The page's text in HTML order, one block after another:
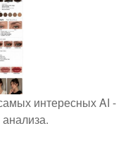
интересных AI -